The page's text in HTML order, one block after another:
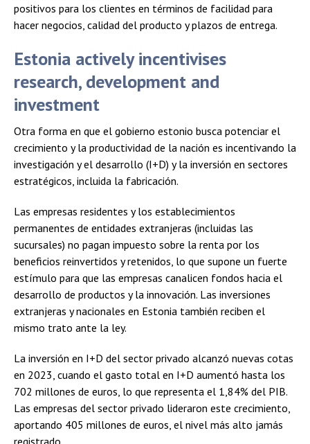
positivos para los clientes en términos de facilidad para
hacer negocios, calidad del producto y plazos de entrega.
Estonia actively incentivises
research, development and
investment
Otra forma en que el gobierno estonio busca potenciar el
crecimiento y la productividad de la nación es incentivando la
investigación y el desarrollo (I+D) y la inversión en sectores
estratégicos, incluida la fabricación.
Las empresas residentes y los establecimientos
permanentes de entidades extranjeras (incluidas las
sucursales) no pagan impuesto sobre la renta por los
beneficios reinvertidos y retenidos, lo que supone un fuerte
estímulo para que las empresas canalicen fondos hacia el
desarrollo de productos y la innovación. Las inversiones
extranjeras y nacionales en Estonia también reciben el
mismo trato ante la ley.
La inversión en I+D del sector privado alcanzó nuevas cotas
en 2023, cuando el gasto total en I+D aumentó hasta los
702 millones de euros, lo que representa el 1,84% del PIB.
Las empresas del sector privado lideraron este crecimiento,
aportando 405 millones de euros, el nivel más alto jamás